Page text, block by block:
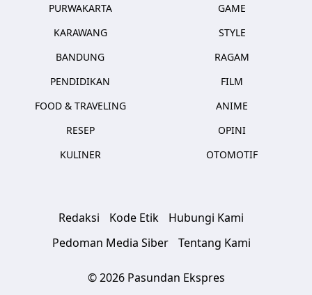
PURWAKARTA
KARAWANG
BANDUNG
PENDIDIKAN
FOOD & TRAVELING
RESEP
KULINER
GAME
STYLE
RAGAM
FILM
ANIME
OPINI
OTOMOTIF
Redaksi Kode Etik
Hubungi Kami
Pedoman Media Siber
Tentang Kami
© 2026 Pasundan Ekspres